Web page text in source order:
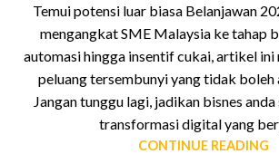
Temui potensi luar biasa Belanjawan
mengangkat SME Malaysia ke tahap
automasi hingga insentif cukai, artikel ini
peluang tersembunyi yang tidak boleh
Jangan tunggu lagi, jadikan bisnes
transformasi digital yang
CONTINUE READING